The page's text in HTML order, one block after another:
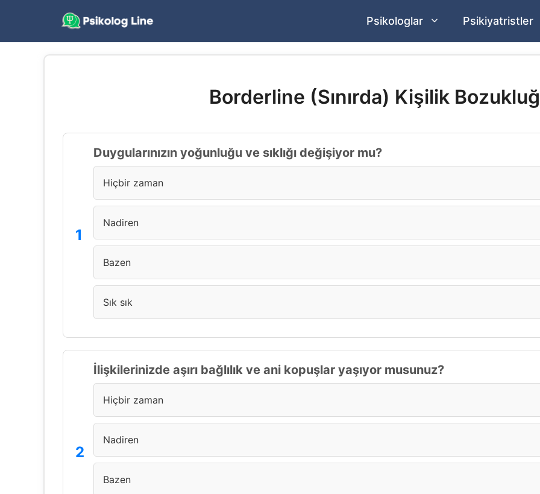
Psikologlar Psikiyatristler
Borderline (Sınırda) Kişilik
Duygularınızın yoğunluğu ve sıklığı değişiyor mu?
Hiçbir zaman
Nadiren
Bazen
Sık sık
İlişkilerinizde aşırı bağlılık ve ani kopuşlar yaşıyor musunuz?
Hiçbir zaman
Nadiren
Bazen